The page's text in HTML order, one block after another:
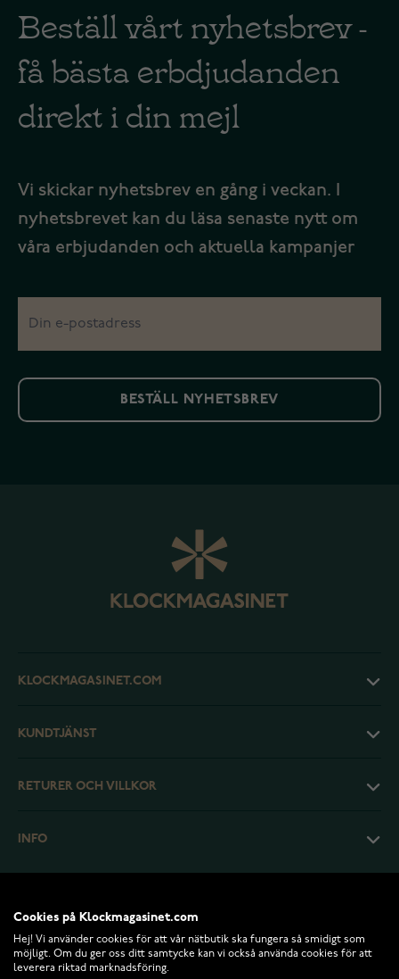
Beställ vårt nyhetsbrev -
få bästa erbdjudanden
direkt i din mejl
Vi skickar nyhetsbrev en gång i veckan. I
nyhetsbrevet kan du läsa senaste nytt om
våra erbjudanden och aktuella kampanjer
BESTÄLL NYHETSBREV
KLOCKMAGASINET.COM
KUNDTJÄNST
RETURER OCH VILLKOR
INFO
Cookies på Klockmagasinet.com
Hej! Vi använder cookies för att vår nätbutik ska fungera så smidigt som
möjligt. Om du ger oss ditt samtycke kan vi också använda cookies för att
leverera riktad marknadsföring.